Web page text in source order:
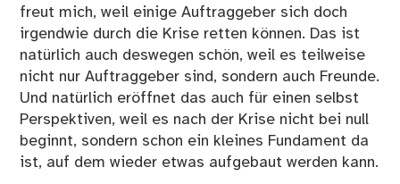
freut mich, weil einige Auftraggeber sich doch
irgendwie durch die Krise retten können. Das ist
natürlich auch deswegen schön, weil es teilweise
nicht nur Auftraggeber sind, sondern auch Freunde.
Und natürlich eröffnet das auch für einen selbst
Perspektiven, weil es nach der Krise nicht bei null
beginnt, sondern schon ein kleines Fundament da
ist, auf dem wieder etwas aufgebaut werden kann.